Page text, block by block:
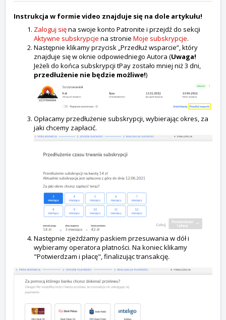
Instrukcja w formie video znajduje się na dole artykułu!
Zaloguj sięna swoje konto Patronite i przejdź do sekcji
Aktywne subskrypcje na stronie Moje subskrypcje.
Następnie klikamy przycisk „Przedłuż wsparcie”, który
znajduje się w oknie odpowiedniego Autora (Uwaga!
Jeżeli do końca subskrypcji tPay zostało mniej niż 3 dni,
przedłużenie nie będzie możliwe!)
Opłacamy przedłużenie subskrypcji, wybierając okres, za
jaki chcemy zapłacić.
Następnie zjeżdżamy paskiem przesuwania w dół i
wybieramy operatora płatności. Na koniec klikamy
"Potwierdzam i płacę", finalizując transakcję.